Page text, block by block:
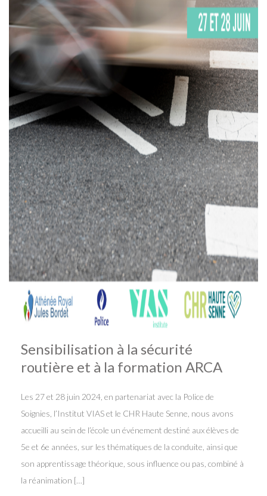
Sensibilisation à la sécurité
routière et à la formation ARCA
Les 27 et 28 juin 2024, en partenariat avec la Police de
Soignies, l’Institut VIAS et le CHR Haute Senne, nous avons
accueilli au sein de l’école un événement destiné aux élèves de
5e et 6e années, sur les thématiques de la conduite, ainsi que
son apprentissage théorique, sous influence ou pas, combiné à
la réanimation […]